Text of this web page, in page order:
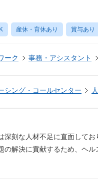
産休・育休あり 賞与あり
ーク 事務・アシスタント
シング・コールセンター
深刻な人材不足に直面してお
の解決に貢献するため、ヘ